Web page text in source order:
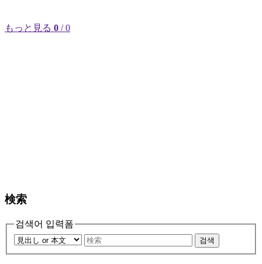
もっと見る 0 / 0
検索
검색어 입력폼
검색